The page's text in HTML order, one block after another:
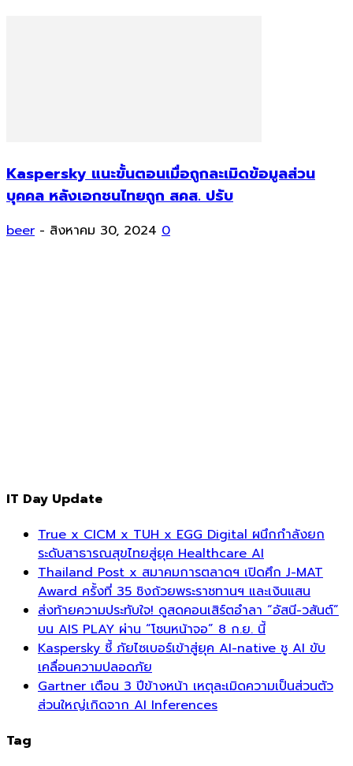
Kaspersky แนะขั้นตอนเมื่อถูกละเมิดข้อมูลส่วน
บุคคล หลังเอกชนไทยถูก สคส. ปรับ
beer - สิงหาคม 30, 2024 0
IT Day Update
True x CICM x TUH x EGG Digital ผนึกกำลังยก
ระดับสาธารณสุขไทยสู่ยุค Healthcare AI
Thailand Post x สมาคมการตลาดฯ เปิดศึก J-MAT
Award ครั้งที่ 35 ชิงถ้วยพระราชทานฯ และเงินแสน
ส่งท้ายความประทับใจ! ดูสดคอนเสิร์ตอำลา “อัสนี-วสันต์”
บน AIS PLAY ผ่าน “โซนหน้าจอ” 8 ก.ย. นี้
Kaspersky ชี้ ภัยไซเบอร์เข้าสู่ยุค AI-native ชู AI ขับ
เคลื่อนความปลอดภัย
Gartner เตือน 3 ปีข้างหน้า เหตุละเมิดความเป็นส่วนตัว
ส่วนใหญ่เกิดจาก AI Inferences
Tag